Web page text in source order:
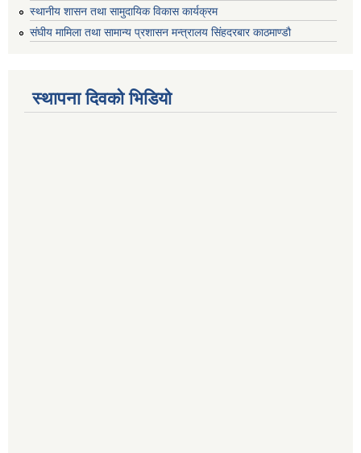
स्थानीय शासन तथा सामुदायिक विकास कार्यक्रम
संघीय मामिला तथा सामान्य प्रशासन मन्त्रालय सिंहदरबार काठमाण्डौ
स्थापना दिवको भिडियो